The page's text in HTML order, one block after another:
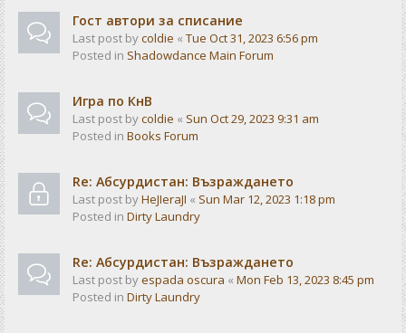
Гост автори за списание
Last post bycoldie « Tue Oct 31, 2023 6:56 pm
Posted in Shadowdance Main Forum
Игра по КнВ
Last post bycoldie « Sun Oct 29, 2023 9:31 am
Posted in Books Forum
Re: Абсурдистан: Възраждането
Last post byHeJIeraJI « Sun Mar 12, 2023 1:18 pm
Posted in Dirty Laundry
Re: Абсурдистан: Възраждането
Last post byespada oscura « Mon Feb 13, 2023 8:45 pm
Posted in Dirty Laundry